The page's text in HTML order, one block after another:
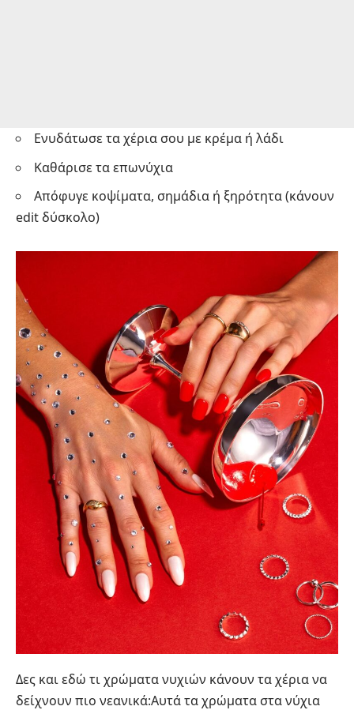
Ενυδάτωσε τα χέρια σου με κρέμα ή λάδι
Καθάρισε τα επωνύχια
Απόφυγε κοψίματα, σημάδια ή ξηρότητα (κάνουν
edit δύσκολο)
Δες και εδώ τι χρώματα νυχιών κάνουν τα χέρια να
δείχνουν πιο νεανικά:Αυτά τα χρώματα στα νύχια